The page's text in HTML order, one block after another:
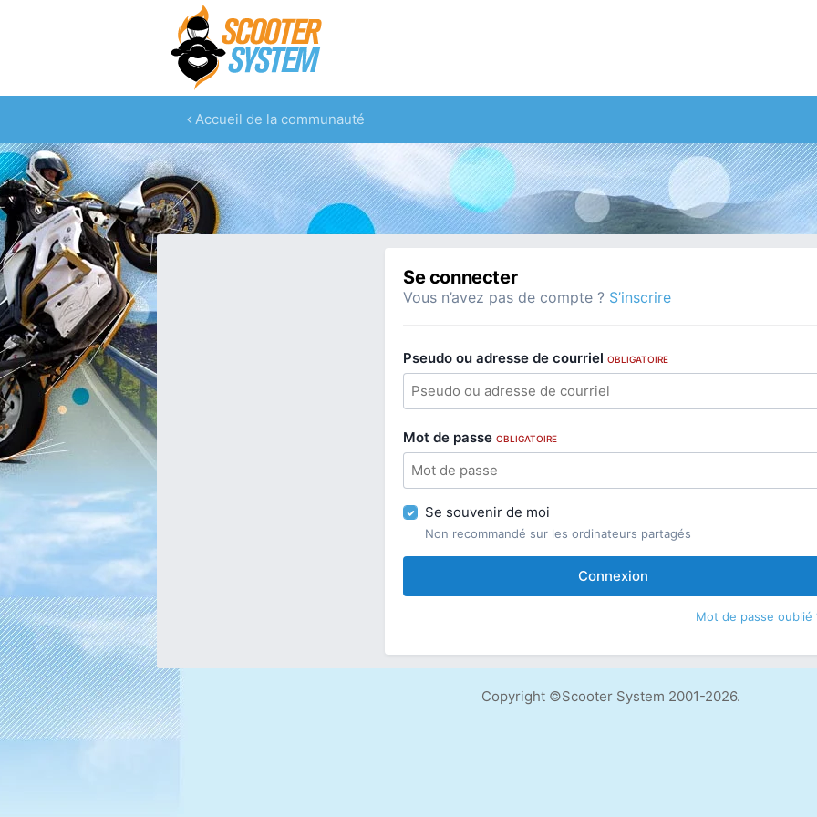
Accueil de la communauté
Se connecter
Vous n’avez pas de compte ? S’inscrire
Pseudo ou adresse de courriel OBLIGATOIRE
Mot de passe OBLIGATOIRE
Se souvenir de moi
Non recommandé sur les ordinateurs partagés
Connexion
Mot de passe oublié
Copyright ©Scooter System 2001-2026.